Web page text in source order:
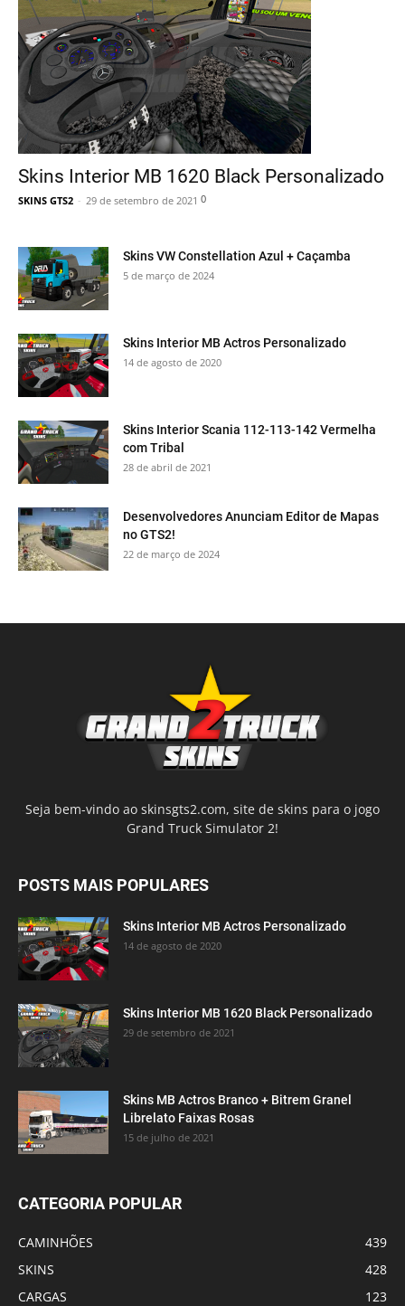
Skins Interior MB 1620 Black Personalizado
SKINS GTS2 - 29 de setembro de 2021 0
Skins VW Constellation Azul + Caçamba
5 de março de 2024
Skins Interior MB Actros Personalizado
14 de agosto de 2020
Skins Interior Scania 112-113-142 Vermelha
com Tribal
28 de abril de 2021
Desenvolvedores Anunciam Editor de Mapas
no GTS2!
22 de março de 2024
Seja bem-vindo ao skinsgts2.com, site de skins para o jogo
Grand Truck Simulator 2!
POSTS MAIS POPULARES
Skins Interior MB Actros Personalizado
14 de agosto de 2020
Skins Interior MB 1620 Black Personalizado
29 de setembro de 2021
Skins MB Actros Branco + Bitrem Granel
Librelato Faixas Rosas
15 de julho de 2021
CATEGORIA POPULAR
CAMINHÕES
439
SKINS
428
CARGAS
123